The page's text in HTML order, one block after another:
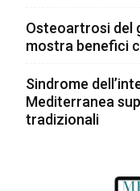
Osteoartrosi del
mostra benefici
Sindrome
Mediterranea
tradizionali